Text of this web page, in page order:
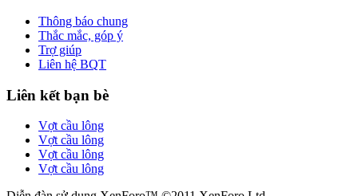
Thông báo chung
Thắc mắc, góp ý
Trợ giúp
Liên hệ BQT
Liên kết bạn bè
Vợt cầu lông
Vợt cầu lông
Vợt cầu lông
Vợt cầu lông